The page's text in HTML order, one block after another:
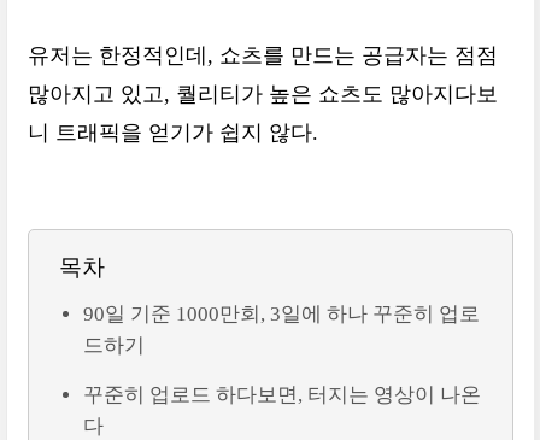
유저는 한정적인데, 쇼츠를 만드는 공급자는 점점
많아지고 있고, 퀄리티가 높은 쇼츠도 많아지다보
니 트래픽을 얻기가 쉽지 않다.
목차
90일 기준 1000만회, 3일에 하나 꾸준히 업로
드하기
꾸준히 업로드 하다보면, 터지는 영상이 나온
다